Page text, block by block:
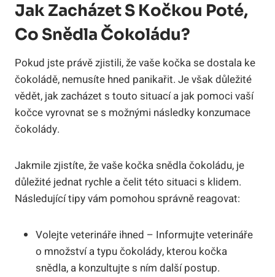
Jak Zacházet S Kočkou Poté,
Co Snědla Čokoládu?
Pokud jste právě zjistili, že vaše kočka se dostala ke
čokoládě, nemusíte hned panikařit. Je však důležité
vědět, jak zacházet s touto situací a jak pomoci vaší
kočce vyrovnat se s možnými následky konzumace
čokolády.
Jakmile zjistíte, že vaše kočka snědla čokoládu, je
důležité jednat rychle a čelit této situaci s klidem.
Následující tipy vám pomohou správně reagovat:
Volejte veterináře ihned – Informujte veterináře
o množství a typu čokolády, kterou kočka
snědla, a konzultujte s ním další postup.